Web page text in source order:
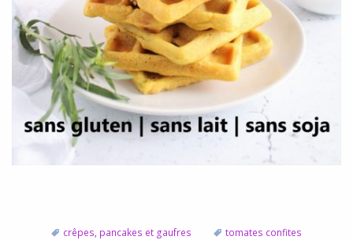
crêpes, pancakes et gaufres tomates confites